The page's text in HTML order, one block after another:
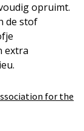
opruimt.
de stof
extra
for the